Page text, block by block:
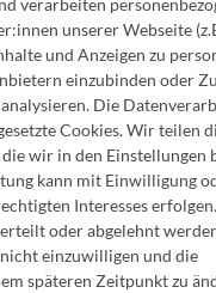
F/Es
3. Horn in
F/Es
Begl. in B
2.
Tenorhorn
unserer Webseite
und Anzeigen zu
einzubinden oder
Die
Cookies. Wir teilen
wir in den Einstellungen
kann mit Einwilligung
Interesses
oder abgelehnt
einzuwilligen und die
späteren Zeitpunkt zu